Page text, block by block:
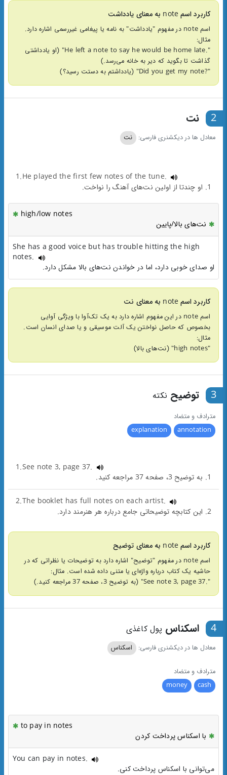
کاربرد اسم note به معنای یادداشت
اسم note در مفهوم "یادداشت" به نامه یا پیغامی غیررسمی اشاره دارد.
مثال:
".He left a note to say he would be home late" (او یادداشتی
گذاشت تا بگوید که دیر به خانه می‌رسد.)
"?Did you get my note" (یادداشتم به دستت رسید؟)
2 نت
معادل ها در دیکشنری فارسی: نت
1.He played the first few notes of the tune.
1. او چندتا از اولین نت‌های آهنگ را نواخت.
high/low notes
نت‌های بالا/پایین
She has a good voice but has trouble hitting the high
notes.
او صدای خوبی دارد، اما در خواندن نت‌های بالا مشکل دارد.
کاربرد اسم note به معنای نت
اسم note در این مفهوم اشاره دارد به یک تک‌آوا با ویژگی آوایی
بخصوص که حاصل نواختن یک آلت موسیقی و یا صدای انسان است.
مثال:
"high notes" (نت‌های بالا)
3 توضیح نکته
مترادف و متضاد
annotation
explanation
1.See note 3, page 37.
1. به توضیح 3، صفحه 37 مراجعه کنید.
2.The booklet has full notes on each artist.
2. این کتابچه توضیحاتی جامع درباره هر هنرمند دارد.
کاربرد اسم note به معنای توضیح
اسم note در مفهوم "توضیح" اشاره دارد به توضیحات یا نظراتی که در
حاشیه یک کتاب درباره واژه‌ای یا متنی داده شده است. مثال:
".See note 3, page 37" (به توضیح 3، صفحه 37 مراجعه کنید.)
4 اسکناس پول کاغذی
معادل ها در دیکشنری فارسی: اسکناس
مترادف و متضاد
cash
money
to pay in notes
با اسکناس پرداخت کردن
You can pay in notes.
می‌توانی با اسکناس پرداخت کنی.